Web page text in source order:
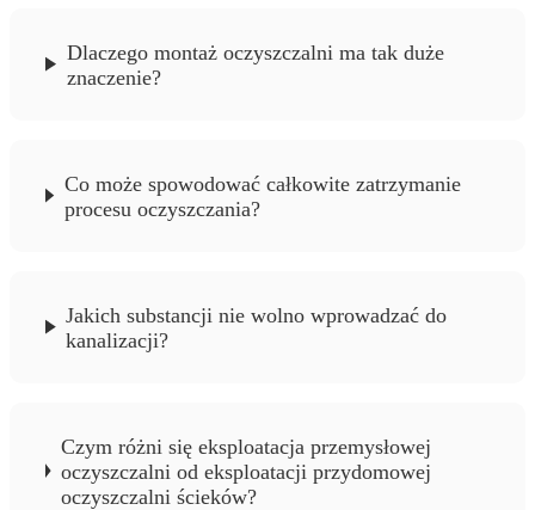
Dlaczego montaż oczyszczalni ma tak duże
znaczenie?
Co może spowodować całkowite zatrzymanie
procesu oczyszczania?
Jakich substancji nie wolno wprowadzać do
kanalizacji?
Czym różni się eksploatacja przemysłowej
oczyszczalni od eksploatacji przydomowej
oczyszczalni ścieków?